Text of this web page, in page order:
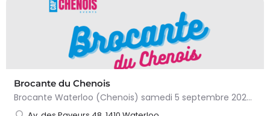
Brocante du Chenois
Brocante Waterloo (Chenois) samedi 5 septembre 2026 (8 à 16h) L’asbl Cap’Chenois vous propose de vendre et…